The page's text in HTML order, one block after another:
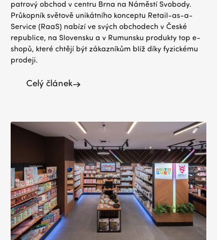
patrový obchod v centru Brna na Náměstí Svobody.
Průkopník světově unikátního konceptu Retail-as-a-
Service (RaaS) nabízí ve svých obchodech v České
republice, na Slovensku a v Rumunsku produkty top e-
shopů, které chtějí být zákazníkům blíž díky fyzickému
prodeji.
Celý článek